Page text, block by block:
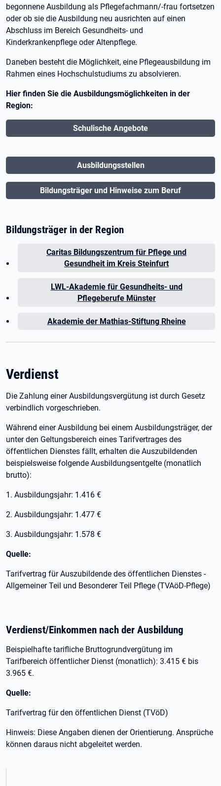
begonnene Ausbildung als Pflegefachmann/-frau fortsetzen
oder ob sie die Ausbildung neu ausrichten auf einen
Abschluss im Bereich Gesundheits- und
Kinderkrankenpflege oder Altenpflege.
Daneben besteht die Möglichkeit, eine Pflegeausbildung im
Rahmen eines Hochschulstudiums zu absolvieren.
Hier finden Sie die Ausbildungsmöglichkeiten in der
Region:
Schulische Angebote
Ausbildungsstellen
Bildungsträger und Hinweise zum Beruf
Bildungsträger in der Region
Caritas Bildungszentrum für Pflege und
Gesundheit im Kreis Steinfurt
LWL-Akademie für Gesundheits- und
Pflegeberufe Münster
Akademie der Mathias-Stiftung Rheine
Verdienst
Die Zahlung einer Ausbildungsvergütung ist durch Gesetz
verbindlich vorgeschrieben.
Während einer Ausbildung bei einem Ausbildungsträger, der
unter den Geltungsbereich eines Tarifvertrages des
öffentlichen Dienstes fällt, erhalten die Auszubildenden
beispielsweise folgende Ausbildungsentgelte (monatlich
brutto):
1. Ausbildungsjahr: 1.416 €
2. Ausbildungsjahr: 1.477 €
3. Ausbildungsjahr: 1.578 €
Quelle:
Tarifvertrag für Auszubildende des öffentlichen Dienstes -
Allgemeiner Teil und Besonderer Teil Pflege (TVAöD-Pflege)
Verdienst/Einkommen nach der Ausbildung
Beispielhafte tarifliche Bruttogrundvergütung im
Tarifbereich öffentlicher Dienst (monatlich): 3.415 € bis
3.965 €.
Quelle:
Tarifvertrag für den öffentlichen Dienst (TVöD)
Hinweis: Diese Angaben dienen der Orientierung. Ansprüche
können daraus nicht abgeleitet werden.